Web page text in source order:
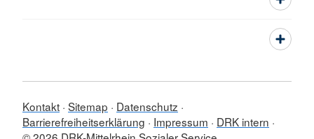
Kontakt Sitemap
Datenschutz
Barrierefreiheitserklärung
Impressum
DRK intern